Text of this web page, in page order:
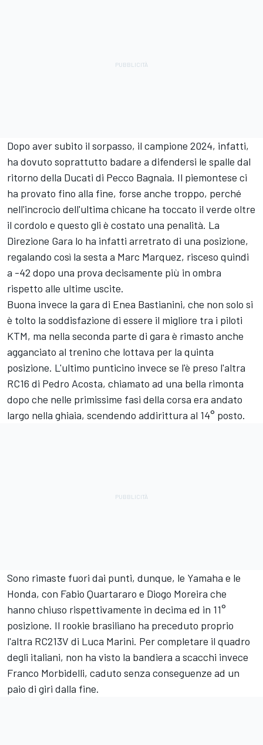
Dopo aver subito il sorpasso, il campione 2024, infatti,
ha dovuto soprattutto badare a difendersi le spalle dal
ritorno della Ducati di Pecco Bagnaia. Il piemontese ci
ha provato fino alla fine, forse anche troppo, perché
nell'incrocio dell'ultima chicane ha toccato il verde oltre
il cordolo e questo gli è costato una penalità. La
Direzione Gara lo ha infatti arretrato di una posizione,
regalando così la sesta a Marc Marquez, risceso quindi
a -42 dopo una prova decisamente più in ombra
rispetto alle ultime uscite.
Buona invece la gara di Enea Bastianini, che non solo si
è tolto la soddisfazione di essere il migliore tra i piloti
KTM, ma nella seconda parte di gara è rimasto anche
agganciato al trenino che lottava per la quinta
posizione. L'ultimo punticino invece se l'è preso l'altra
RC16 di Pedro Acosta, chiamato ad una bella rimonta
dopo che nelle primissime fasi della corsa era andato
largo nella ghiaia, scendendo addirittura al 14° posto.
Sono rimaste fuori dai punti, dunque, le Yamaha e le
Honda, con Fabio Quartararo e Diogo Moreira che
hanno chiuso rispettivamente in decima ed in 11°
posizione. Il rookie brasiliano ha preceduto proprio
l'altra RC213V di Luca Marini. Per completare il quadro
degli italiani, non ha visto la bandiera a scacchi invece
Franco Morbidelli, caduto senza conseguenze ad un
paio di giri dalla fine.